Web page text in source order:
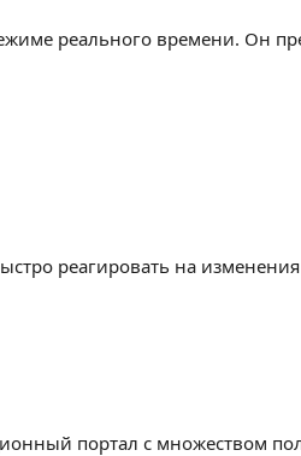
реального времени. Он
реагировать на
портал с множеством